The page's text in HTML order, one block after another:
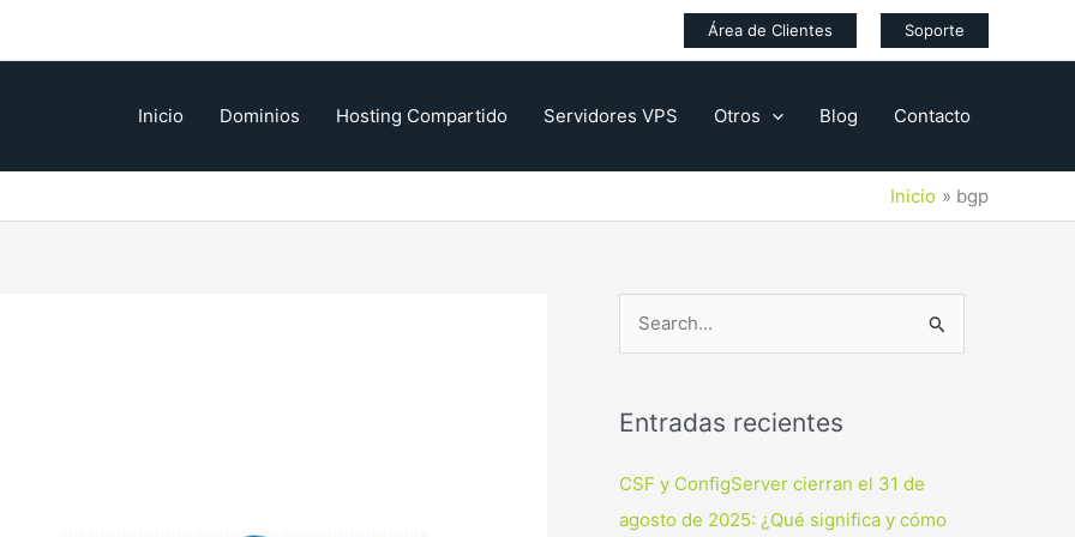
Área de Clientes Soporte
Inicio Dominios Hosting Compartido Servidores VPS Otros Blog Contacto
Inicio bgp
c
a
Entradas recientes
CSF y ConfigServer cierran el 31 de
agosto de 2025: ¿Qué significa y cómo